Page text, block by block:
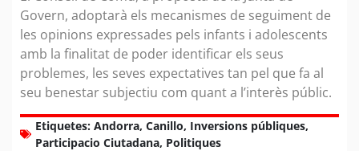
Govern, adoptarà els mecanismes de seguiment de
les opinions expressades pels infants i adolescents
amb la finalitat de poder identificar els seus
problemes, les seves expectatives tan pel que fa al
seu benestar subjectiu com quant a l’interès públic.
Etiquetes: Andorra, Canillo, Inversions públiques,
Participacio Ciutadana, Politiques